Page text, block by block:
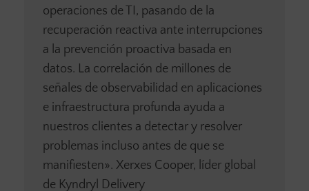
operaciones de TI, pasando de la
recuperación reactiva ante interrupciones
a la prevención proactiva basada en
datos. La correlación de millones de
señales de observabilidad en aplicaciones
e infraestructura profunda ayuda a
nuestros clientes a detectar y resolver
problemas incluso antes de que se
manifiesten». Xerxes Cooper, líder global
de Kyndryl Delivery